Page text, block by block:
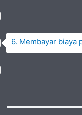
6. Membayar biaya